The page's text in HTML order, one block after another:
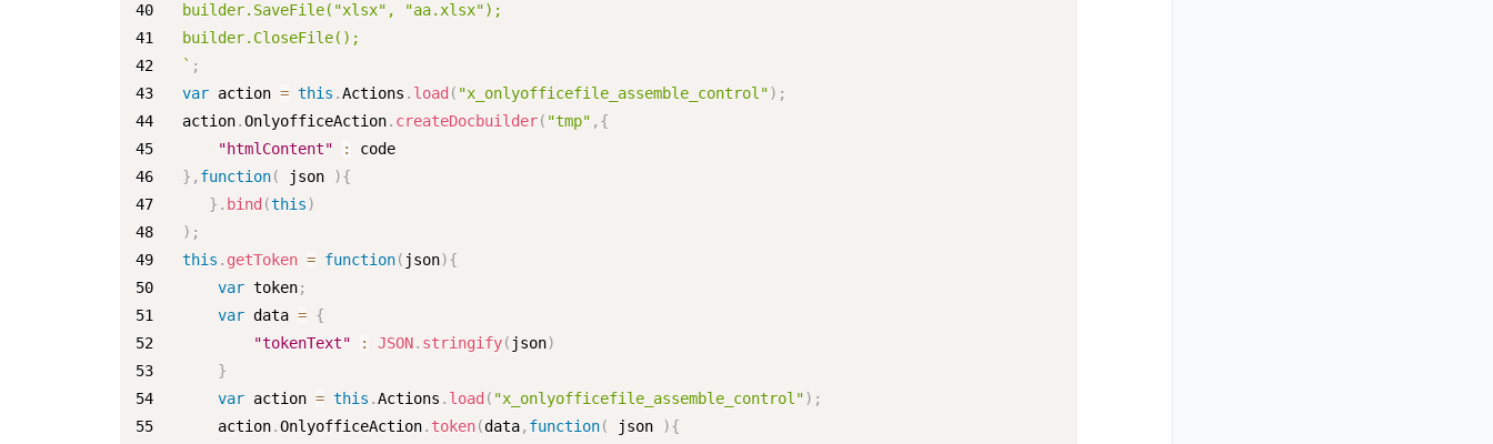
builder.SaveFile("xlsx", "aa.xlsx");
builder.CloseFile();
` ;
var action = this .Actions . load ( "x_onlyofficefile_assemble_control") ;
action.OnlyofficeAction. createDocbuilder( "tmp" , {
"htmlContent"
:
code
} , function( json ){
} . bind (this)
) ;
this . getToken = function( json){
var token;
var data = {
"tokenText"
: JSON. stringify( json)
}
var action = this .Actions . load ( "x_onlyofficefile_assemble_control") ;
    action
.OnlyofficeAction. token(data, function( json ){